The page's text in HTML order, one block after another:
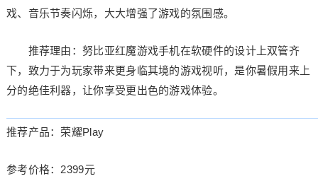
戏、音乐节奏闪烁，大大增强了游戏的氛围感。
推荐理由：努比亚红魔游戏手机在软硬件的设计上双管齐
下，致力于为玩家带来更身临其境的游戏视听，是你暑假用来上
分的绝佳利器，让你享受更出色的游戏体验。
推荐产品：荣耀Play
参考价格：2399元